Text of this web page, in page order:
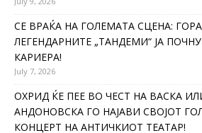
СЕ ВРАЌА НА ГОЛЕМАТА СЦЕНА:
ЛЕГЕНДАРНИТЕ „ТАНДЕМИ“ ЈА
КАРИЕРА!
July 7, 2026
ОХРИД ЌЕ ПЕЕ ВО ЧЕСТ НА ВАСКА
АНДОНОВСКА ГО НАЈАВИ СВОЈОТ
КОНЦЕРТ НА АНТИЧКИОТ ТЕАТАР!